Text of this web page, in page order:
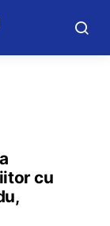
cu